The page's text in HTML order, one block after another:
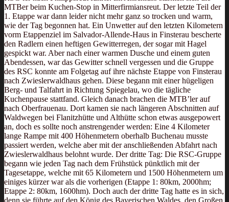
MTBer beim Kuchen-Stop in Mitterfirmiansreut. Der letzte Teil der
1. Etappe war dann leider nicht mehr ganz so trocken und warm,
wie der Tag begonnen hat. Ein Unwetter auf den letzten Kilometern
vorm Etappenziel im Salvador-Allende-Haus in Finsterau bescherte
den Radlern einen heftigen Gewitterregen, der sogar mit Hagel
gespickt war. Aber nach einer warmen Dusche und einem guten
Abendessen, war das Gewitter schnell vergessen und die Gruppe
des RSC konnte am Folgetag auf ihre nächste Etappe von Finsterau
nach Zwieslerwaldhaus gehen. Diese begann mit einer hügeligen
Berg- und Talfahrt in Richtung Spiegelau, wo die tägliche
Kuchenpause stattfand. Gleich danach brachen die MTB’ler auf
nach Oberfrauenau. Dort kamen sie nach längeren Abschnitten auf
Waldwegen bei Flanitzhütte und Althütte schon etwas ausgepowert
an, doch es sollte noch anstrengender werden: Eine 4 Kilometer
lange Rampe mit 400 Höhenmetern oberhalb Buchenau musste
passiert werden, welche aber mit der anschließenden Abfahrt nach
Zwieslerwaldhaus belohnt wurde. Der dritte Tag: Die RSC-Gruppe
begann wie jeden Tag nach dem Frühstück pünktlich mit der
Tagesetappe, welche mit 65 Kilometern und 1500 Höhenmetern um
einiges kürzer war als die vorherigen (Etappe 1: 80km, 2000hm;
Etappe 2: 80km, 1600hm). Doch auch der dritte Tag hatte es in sich,
denn sie führte auf den König des Bayerischen Waldes, den Großen